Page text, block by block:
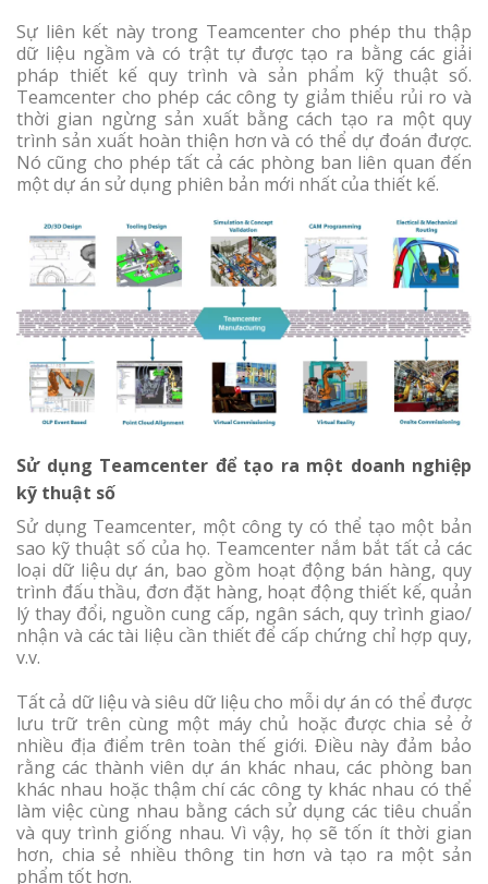
Sự liên kết này trong Teamcenter cho phép thu thập
dữ liệu ngầm và có trật tự được tạo ra bằng các giải
pháp thiết kế quy trình và sản phẩm kỹ thuật số.
Teamcenter cho phép các công ty giảm thiểu rủi ro và
thời gian ngừng sản xuất bằng cách tạo ra một quy
trình sản xuất hoàn thiện hơn và có thể dự đoán được.
Nó cũng cho phép tất cả các phòng ban liên quan đến
một dự án sử dụng phiên bản mới nhất của thiết kế.
Sử dụng Teamcenter để tạo ra một doanh nghiệp
kỹ thuật số
Sử dụng Teamcenter, một công ty có thể tạo một bản
sao kỹ thuật số của họ. Teamcenter nắm bắt tất cả các
loại dữ liệu dự án, bao gồm hoạt động bán hàng, quy
trình đấu thầu, đơn đặt hàng, hoạt động thiết kế, quản
lý thay đổi, nguồn cung cấp, ngân sách, quy trình giao/
nhận và các tài liệu cần thiết để cấp chứng chỉ hợp quy,
v.v.
Tất cả dữ liệu và siêu dữ liệu cho mỗi dự án có thể được
lưu trữ trên cùng một máy chủ hoặc được chia sẻ ở
nhiều địa điểm trên toàn thế giới. Điều này đảm bảo
rằng các thành viên dự án khác nhau, các phòng ban
khác nhau hoặc thậm chí các công ty khác nhau có thể
làm việc cùng nhau bằng cách sử dụng các tiêu chuẩn
và quy trình giống nhau. Vì vậy, họ sẽ tốn ít thời gian
hơn, chia sẻ nhiều thông tin hơn và tạo ra một sản
phẩm tốt hơn.